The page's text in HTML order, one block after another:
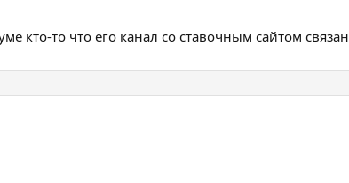
кто-то что его канал со ставочным сайтом связан